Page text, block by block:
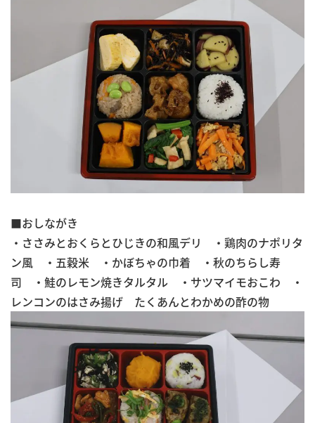
■おしながき
・ささみとおくらとひじきの和風デリ ・鶏肉のナポリタ
ン風 ・五穀米 ・かぼちゃの巾着 ・秋のちらし寿
司 ・鮭のレモン焼きタルタル ・サツマイモおこわ ・
レンコンのはさみ揚げ たくあんとわかめの酢の物